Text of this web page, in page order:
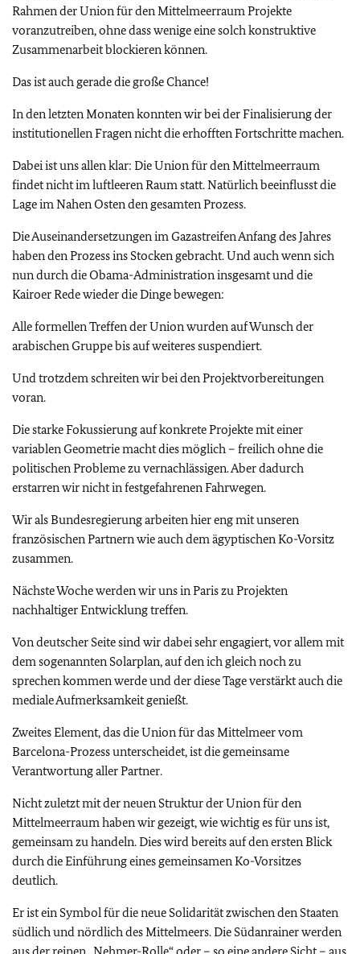
Rahmen der Union für den Mittelmeerraum Projekte
voranzutreiben, ohne dass wenige eine solch konstruktive
Zusammenarbeit blockieren können.
Das ist auch gerade die große Chance!
In den letzten Monaten konnten wir bei der Finalisierung der
institutionellen Fragen nicht die erhofften Fortschritte machen.
Dabei ist uns allen klar: Die Union für den Mittelmeerraum
findet nicht im luftleeren Raum statt. Natürlich beeinflusst die
Lage im Nahen Osten den gesamten Prozess.
Die Auseinandersetzungen im Gazastreifen Anfang des Jahres
haben den Prozess ins Stocken gebracht. Und auch wenn sich
nun durch die Obama-Administration insgesamt und die
Kairoer Rede wieder die Dinge bewegen:
Alle formellen Treffen der Union wurden auf Wunsch der
arabischen Gruppe bis auf weiteres suspendiert.
Und trotzdem schreiten wir bei den Projektvorbereitungen
voran.
Die starke Fokussierung auf konkrete Projekte mit einer
variablen Geometrie macht dies möglich – freilich ohne die
politischen Probleme zu vernachlässigen. Aber dadurch
erstarren wir nicht in festgefahrenen Fahrwegen.
Wir als Bundesregierung arbeiten hier eng mit unseren
französischen Partnern wie auch dem ägyptischen Ko-Vorsitz
zusammen.
Nächste Woche werden wir uns in Paris zu Projekten
nachhaltiger Entwicklung treffen.
Von deutscher Seite sind wir dabei sehr engagiert, vor allem mit
dem sogenannten Solarplan, auf den ich gleich noch zu
sprechen kommen werde und der diese Tage verstärkt auch die
mediale Aufmerksamkeit genießt.
Zweites Element, das die Union für das Mittelmeer vom
Barcelona-Prozess unterscheidet, ist die gemeinsame
Verantwortung aller Partner.
Nicht zuletzt mit der neuen Struktur der Union für den
Mittelmeerraum haben wir gezeigt, wie wichtig es für uns ist,
gemeinsam zu handeln. Dies wird bereits auf den ersten Blick
durch die Einführung eines gemeinsamen Ko-Vorsitzes
deutlich.
Er ist ein Symbol für die neue Solidarität zwischen den Staaten
südlich und nördlich des Mittelmeers. Die Südanrainer werden